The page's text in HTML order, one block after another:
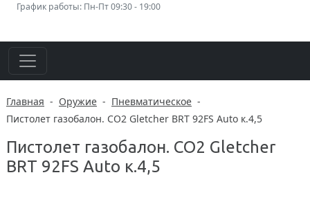
График работы: Пн-Пт 09:30 - 19:00
Главная - Оружие - Пневматическое -
Пистолет газобалон. CO2 Gletcher BRT 92FS Auto к.4,5
Пистолет газобалон. CO2 Gletcher
BRT 92FS Auto к.4,5